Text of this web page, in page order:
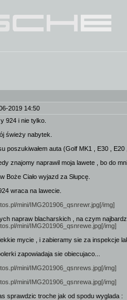
2019 14:50
924 i nie tylko.
świeży nabytek.
poszukiwałem auta (Golf MK1 , E30 ,
znajomy naprawil moja lawete , bo do
Boże Ciało wyjazd za Słupcę.
wraca na lawecie.
mini/IMG201906_qsnrewr.jpg[/img]
napraw blacharskich , na czym
mini/IMG201906_qsnrewe.jpg[/img]
mycie , i zabieramy sie za inspekcje
zapowiadaja sie obiecujaco...
mini/IMG201906_qsnrews.jpg[/img]
mini/IMG201906_qsnrewa.jpg[/img]
sprawdzic troche jak od spodu wyglada :